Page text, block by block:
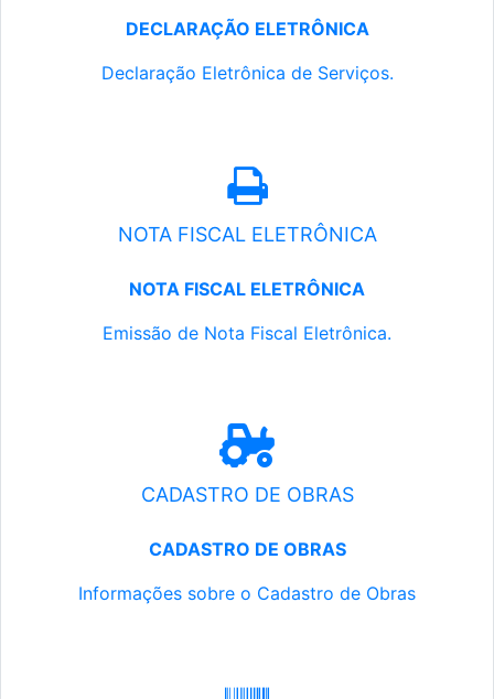
DECLARAÇÃO ELETRÔNICA
Declaração Eletrônica de Serviços.
NOTA FISCAL ELETRÔNICA
NOTA FISCAL ELETRÔNICA
Emissão de Nota Fiscal Eletrônica.
CADASTRO DE OBRAS
CADASTRO DE OBRAS
Informações sobre o Cadastro de Obras